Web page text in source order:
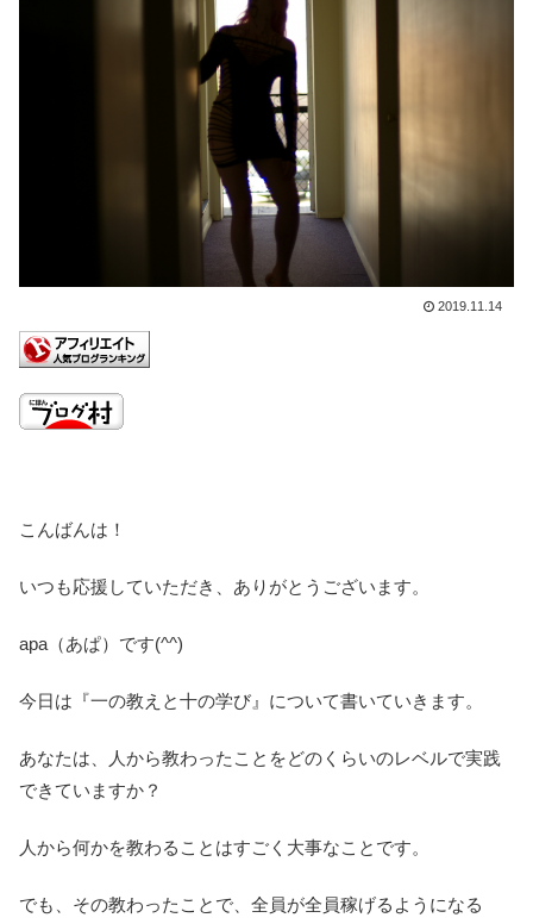
2019.11.14
こんばんは！
いつも応援していただき、ありがとうございます。
apa（あぱ）です(^^)
今日は『一の教えと十の学び』について書いていきます。
あなたは、人から教わったことをどのくらいのレベルで実践
できていますか？
人から何かを教わることはすごく大事なことです。
でも、その教わったことで、全員が全員稼げるようになる